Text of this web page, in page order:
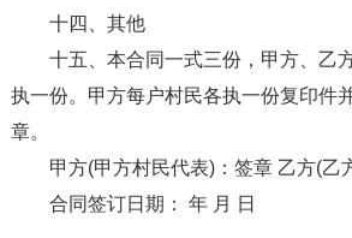
十四、其他
十五、本合同一式三份，甲方、乙
执一份。甲方每户村民各执一份复印件
章。
甲方(甲方村民代表)：签章 乙方(乙
合同签订日期： 年 月 日